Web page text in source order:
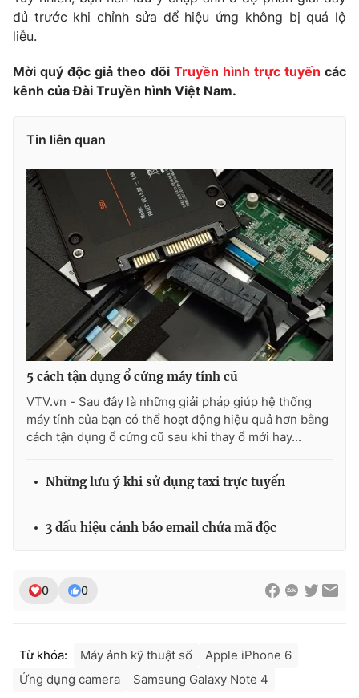
đủ trước khi chỉnh sửa để hiệu ứng không bị quá lộ
liễu.
Mời quý độc giả theo dõi Truyền hình trực tuyến các
kênh của Đài Truyền hình Việt Nam.
Tin liên quan
5 cách tận dụng ổ cứng máy tính cũ
VTV.vn - Sau đây là những giải pháp giúp hệ thống
máy tính của bạn có thể hoạt động hiệu quả hơn bằng
cách tận dụng ổ cứng cũ sau khi thay ổ mới hay...
Những lưu ý khi sử dụng taxi trực tuyến
3 dấu hiệu cảnh báo email chứa mã độc
0 0
Từ khóa: Máy ảnh kỹ thuật số
Apple iPhone 6
Ứng dụng camera
Samsung Galaxy Note 4